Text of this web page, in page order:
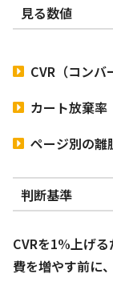
見る数値
CVR（コンバ
カート放棄率
ページ別の離
判断基準
CVRを1%上げ
費を増やす前に